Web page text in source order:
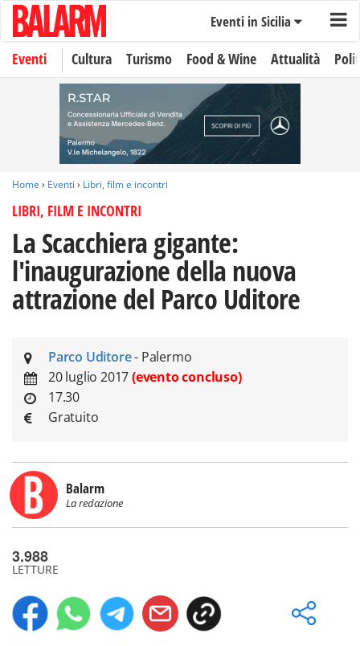
Eventi in Sicilia
Eventi Cultura Turismo Food & Wine Attualità
Home › Eventi › Libri, film e incontri
LIBRI, FILM E INCONTRI
La Scacchiera gigante:
l'inaugurazione della nuova
attrazione del Parco Uditore
Parco Uditore- Palermo
20 luglio 2017(evento concluso)
17.30
Gratuito
Balarm
La redazione
3.988
LETTURE